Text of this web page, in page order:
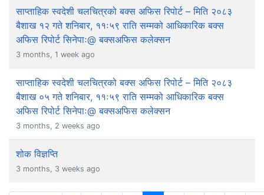
साप्ताहिक स्वदेशी चलचित्रको बक्स अफिस रिपोर्ट – मिति २०८३
बैशाख १२ गते शनिबार, ११ः५९ राति सम्मको आधिकारिक बक्स
अफिस रिपोर्ट सिनेपाः@ बक्सअफिस कलेक्सन
3 months, 1 week ago
साप्ताहिक स्वदेशी चलचित्रको बक्स अफिस रिपोर्ट – मिति २०८३
बैशाख ०५ गते शनिबार, ११ः५९ राति सम्मको आधिकारिक बक्स
अफिस रिपोर्ट सिनेपाः@ बक्सअफिस कलेक्सन
3 months, 2 weeks ago
शोक विज्ञप्ति
3 months, 3 weeks ago